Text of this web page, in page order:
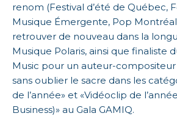
renom (Festival d’été de Québec,
Musique Émergente, Pop
retrouver de nouveau dans la
Musique Polaris, ainsi que finaliste
Music pour un auteur-
sans oublier le sacre dans les
de l’année» et «Vidéoclip de
Business)» au Gala GAMIQ.